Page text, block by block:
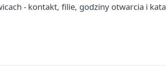
- kontakt, filie, godziny otwarcia i